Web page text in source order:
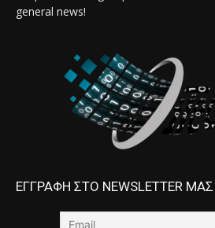
general news!
ΕΓΓΡΑΦΗ ΣΤΟ NEWSLETTER ΜΑΣ